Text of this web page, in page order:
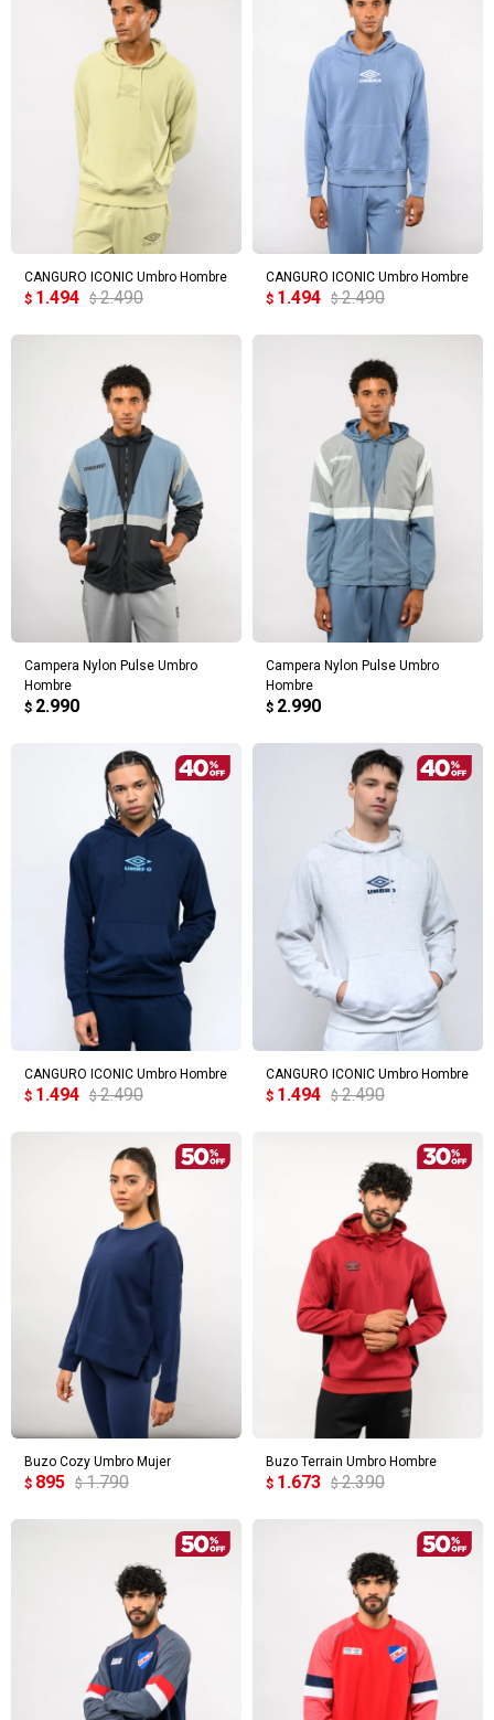
CANGURO ICONIC Umbro Hombre
$ 1.494 $ 2.490
CANGURO ICONIC Umbro Hombre
$ 1.494 $ 2.490
Campera Nylon Pulse Umbro
Hombre
$ 2.990
Campera Nylon Pulse Umbro
Hombre
$ 2.990
CANGURO ICONIC Umbro Hombre
$ 1.494 $ 2.490
CANGURO ICONIC Umbro Hombre
$ 1.494 $ 2.490
Buzo Cozy Umbro Mujer
$ 895 $ 1.790
Buzo Terrain Umbro Hombre
$ 1.673 $ 2.390